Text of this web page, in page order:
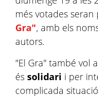
més votades seran
Gra", amb els
autors.
"El Gra" també vol
és solidari i per
complicada